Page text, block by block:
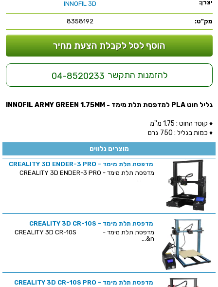
יצרן: INNOFIL 3D
מק"ט: 8358192
הוסף לסל לקבלת הצעת מחיר
להזמנות התקשר 04-8520233
גליל חוט PLA למדפסת תלת מימד - INNOFIL ARMY GREEN 1.75MM
♦ קוטר החוט : 1.75 מ''מ
♦ כמות בגליל : 750 גרם
מוצרים נלווים
מדפסת תלת מימד - CREALITY 3D ENDER-3 PRO
...
מדפסת תלת מימד - CREALITY 3D CR-10S
מדפסת תלת מימד - CREALITY 3D CR-10S
&n...
מדפסת תלת מימד - CREALITY 3D CR-10S PRO